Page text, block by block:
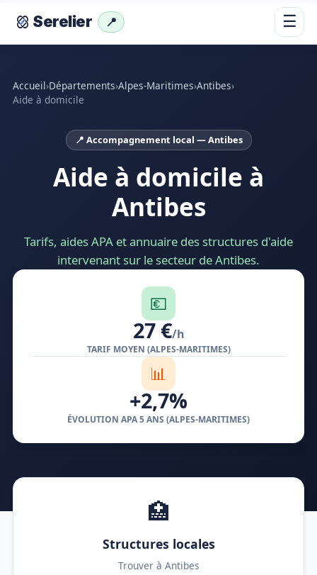
Serelier 📍 ☰
Accueil›Départements›Alpes-Maritimes›Antibes›
Aide à domicile
📍 Accompagnement local — Antibes
Aide à domicile à
Antibes
Tarifs, aides APA et annuaire des structures d'aide
intervenant sur le secteur de Antibes.
💶
27 €/h
TARIF MOYEN (ALPES-MARITIMES)
📊
+2,7%
ÉVOLUTION APA 5 ANS (ALPES-MARITIMES)
🏥
Structures locales
Trouver à Antibes